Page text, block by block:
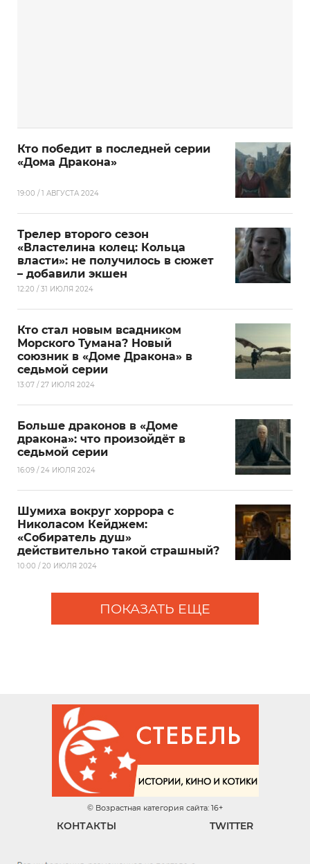
Кто победит в последней серии
«Дома Дракона»
19:00 / 1 АВГУСТА 2024
Трелер второго сезон
«Властелина колец: Кольца
власти»: не получилось в сюжет
– добавили экшен
12:20 / 31 ИЮЛЯ 2024
Кто стал новым всадником
Морского Тумана? Новый
союзник в «Доме Дракона» в
седьмой серии
13:07 / 27 ИЮЛЯ 2024
Больше драконов в «Доме
дракона»: что произойдёт в
седьмой серии
16:09 / 24 ИЮЛЯ 2024
Шумиха вокруг хоррора с
Николасом Кейджем:
«Собиратель душ»
действительно такой страшный?
10:00 / 20 ИЮЛЯ 2024
ПОКАЗАТЬ ЕЩЕ
© Возрастная категория сайта: 16+
КОНТАКТЫ TWITTER